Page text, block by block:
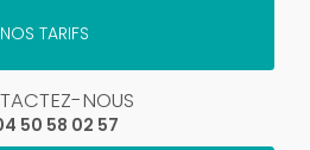
NOS TARIFS
NOUS
50 58 02 57